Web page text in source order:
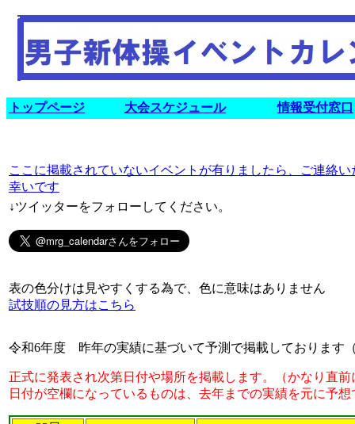
トップページ 大会スケジュール 情報受付窓口
ここに掲載されていないイベントが有りましたら、ご連絡い
幸いです
↓ツイッターをフォローしてください。
表の色分けは見やすくする為で、色に意味はありません
試技順の見方はこちら
令和6年度 昨年の実績に基づいて予測で掲載しております
正式に発表され次第日付や場所を掲載します。（かなり直
日付が空欄になっているものは、去年までの実績を元に予